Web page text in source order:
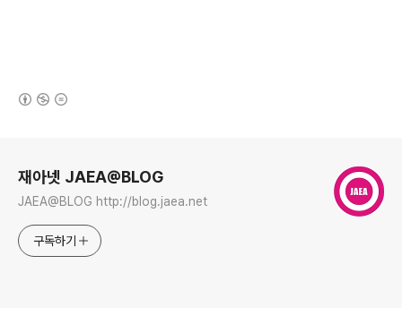
재아넷 JAEA@BLOG
JAEA@BLOG http://blog.jaea.net
구독하기